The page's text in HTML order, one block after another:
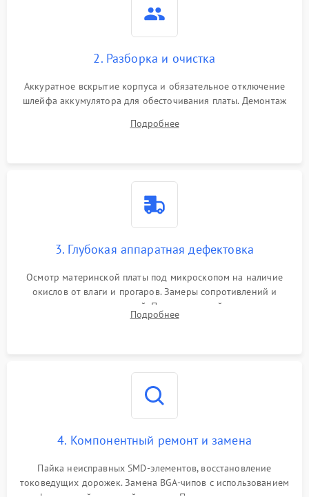
2. Разборка и очистка
Аккуратное вскрытие корпуса и обязательное отключение
шлейфа аккумулятора для обесточивания платы. Демонтаж
высохшей термопасты с кристаллов чипов.
Подробнее
3. Глубокая аппаратная дефектовка
Осмотр материнской платы под микроскопом на наличие
окислов от влаги и прогаров. Замеры сопротивлений и
дежурных напряжений. Проверка цепей питания,
мультиконтроллера, процессора и видеочипа.
Подробнее
4. Компонентный ремонт и замена
Пайка неисправных SMD-элементов, восстановление
токоведущих дорожек. Замена BGA-чипов с использованием